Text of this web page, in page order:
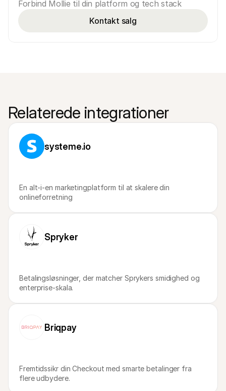
Forbind Mollie til din platform og tech stack
Kontakt salg
Relaterede integrationer
systeme.io
En alt-i-en marketingplatform til at skalere din
onlineforretning
Spryker
Betalingsløsninger, der matcher Sprykers smidighed og
enterprise-skala.
Briqpay
Fremtidssikr din Checkout med smarte betalinger fra
flere udbydere.